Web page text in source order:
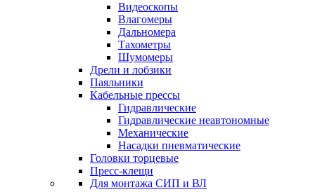
Видеоскопы
Влагомеры
Дальномера
Тахометры
Шумомеры
Дрели и лобзики
Паяльники
Кабельные прессы
Гидравлические
Гидравлические неавтономные
Механические
Насадки пневматические
Головки торцевые
Пресс-клещи
Для монтажа СИП и ВЛ